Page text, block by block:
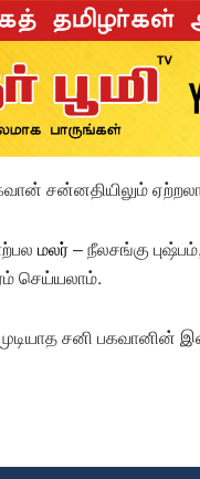
சன்னதியிலும்
மலர்– நீலசங்கு
செய்யலாம்.
சனி பகவானின்